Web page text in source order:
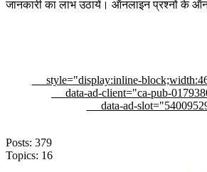
जानकारी का लाभ उठायें। ऑनलाइन प्रश्नों के
style="display:inline-
data-ad-client="ca-pub-
data-ad-
Posts: 379
Topics: 16